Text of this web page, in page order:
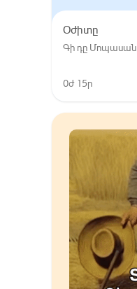
Օժիտը
Գի դը Մոպասան
0ժ 15ր